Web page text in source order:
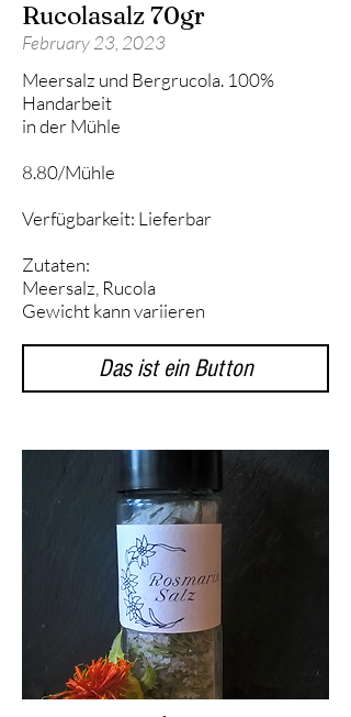
Rucolasalz 70gr
February 23, 2023
Meersalz und Bergrucola. 100%
Handarbeit
in der Mühle
8.80/Mühle
Verfügbarkeit: Lieferbar
Zutaten:
Meersalz, Rucola
Gewicht kann variieren
Das ist ein Button